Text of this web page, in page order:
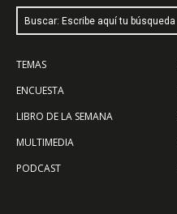
Buscar: Escribe aquí tu búsqueda
TEMAS
ENCUESTA
LIBRO DE LA SEMANA
MULTIMEDIA
PODCAST